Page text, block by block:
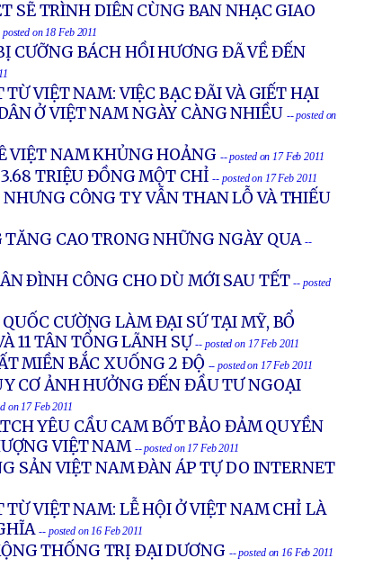
SẼ TRÌNH DIỄN CÙNG BAN NHẠC GIAO
on 18 Feb 2011
CƯỠNG BÁCH HỒI HƯƠNG ĐÃ VỀ ĐẾN
TỪ VIỆT NAM: VIỆC BẠC ĐÃI VÀ GIẾT HẠI
Ở VIỆT NAM NGÀY CÀNG NHIỀU -- posted on
VIỆT NAM KHỦNG HOẢNG -- posted on 17 Feb 2011
TRIỆU ĐỒNG MỘT CHỈ-- posted on 17 Feb 2011
CÔNG TY VẪN THAN LỖ VÀ THIẾU
CAO TRONG NHỮNG NGÀY QUA --
ÐÌNH CÔNG CHO DÙ MỚI SAU TẾT-- posted
CƯỜNG LÀM ĐẠI SỨ TẠI MỸ, BỔ
11 TÂN TỔNG LÃNH SỰ -- posted on 17 Feb 2011
MIỀN BẮC XUỐNG 2 ĐỘ -- posted on 17 Feb 2011
CƠ ẢNH HƯỞNG ĐẾN ĐẦU TƯ NGOẠI
on 17 Feb 2011
YÊU CẦU CAM BỐT BẢO ĐẢM QUYỀN
VIỆT NAM -- posted on 17 Feb 2011
SẢN VIỆT NAM ÐÀN ÁP TỰ DO INTERNET
TỪ VIỆT NAM: LỄ HỘI Ở VIỆT NAM CHỈ LÀ
-- posted on 16 Feb 2011
THỐNG TRỊ ÐẠI DƯƠNG -- posted on 16 Feb 2011